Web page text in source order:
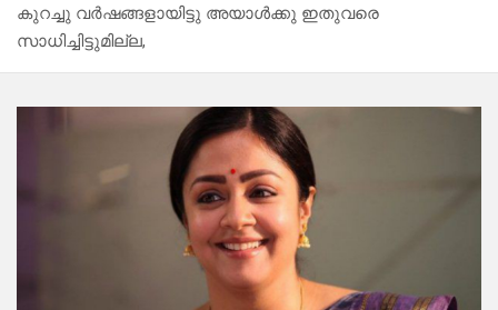
കുറച്ചു വർഷങ്ങളായിട്ടു അയാൾക്കു ഇതുവരെ
സാധിച്ചിട്ടുമില്ല,